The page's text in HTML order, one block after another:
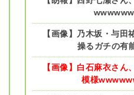
【画像】乃木坂・与
操るガチの有
【画像】白石麻衣さん
模様